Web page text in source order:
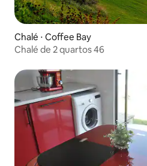
Chalé ⋅ Coffee Bay
Chalé de 2 quartos 46